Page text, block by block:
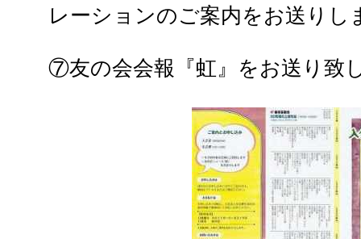
レーションのご案内をお送りし
⑦友の会会報『虹』をお送り致